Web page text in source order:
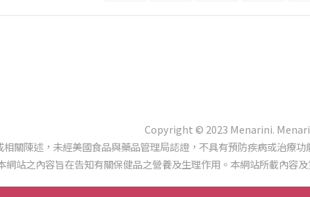
Copyright © 2023 Menarini. Menarini
關陳述，未經美國食品與藥品管理局認證，不具有預防疾病或治療
站之內容旨在告知有關保健品之營養及生理作用。本網站所載內容